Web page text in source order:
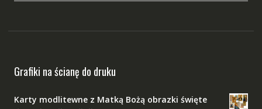
Grafiki na ścianę do druku
Karty modlitewne z Matką Bożą obrazki święte